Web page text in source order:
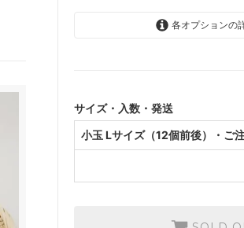
各オプションの
サイズ・入数・発送
小玉 Lサイズ（12個前後）・ご